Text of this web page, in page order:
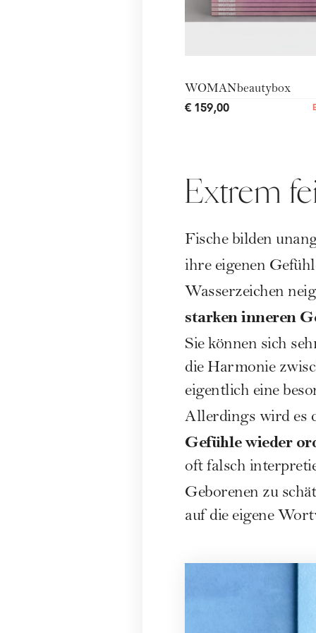
WOMANbeautybox
€ 159,00
Extrem
Fischebilden
ihre eigenen
Wasserzeichen
starken inneren
Sie können sich
die Harmonie
eigentlich eine
Allerdings wird es
Gefühle wieder
oft falsch
Geborenen zu
auf die eigene